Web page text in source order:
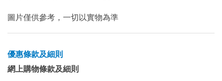
圖片僅供參考，一切以實物為準
優惠條款及細則
網上購物條款及細則